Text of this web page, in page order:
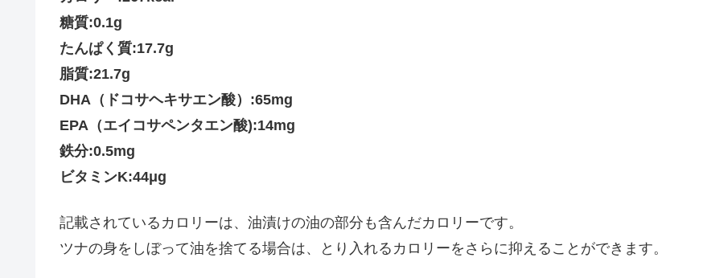
糖質:0.1g
たんぱく質:17.7g
脂質:21.7g
DHA（ドコサヘキサエン酸）:65mg
EPA（エイコサペンタエン酸):14mg
鉄分:0.5mg
ビタミンK:44μg
記載されているカロリーは、油漬けの油の部分も含んだカロリーです。
ツナの身をしぼって油を捨てる場合は、とり入れるカロリーをさらに抑えることができます。